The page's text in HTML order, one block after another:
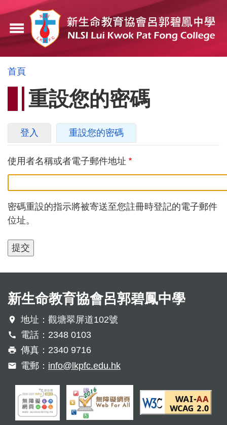
主
內
menu
導
航
結
首頁
重設您的密碼
主
要
索
引
標
籤
登入 重設您的密碼
用
中
頁
籤)
使用者名稱或者電子郵件地址
密碼重設的指示將被寄送至您註冊時登記的電子郵件
位址。
新生命教育協會呂郭碧鳳中學
地址：觀塘翠屏道102號
電話：2348 0103
傳真：2340 9716
電郵： info@lkpfc.edu.hk